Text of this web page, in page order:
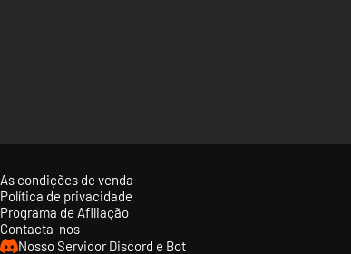
As condições de venda
Política de privacidade
Programa de Afiliação
Contacta-nos
Nosso Servidor Discord e Bot